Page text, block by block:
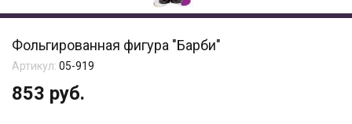
Фольгированная фигура "Барби"
Артикул: 05-919
853 руб.